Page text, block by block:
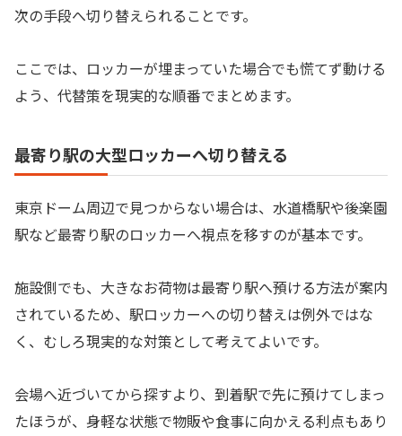
次の手段へ切り替えられることです。
ここでは、ロッカーが埋まっていた場合でも慌てず動ける
よう、代替策を現実的な順番でまとめます。
最寄り駅の大型ロッカーへ切り替える
東京ドーム周辺で見つからない場合は、水道橋駅や後楽園
駅など最寄り駅のロッカーへ視点を移すのが基本です。
施設側でも、大きなお荷物は最寄り駅へ預ける方法が案内
されているため、駅ロッカーへの切り替えは例外ではな
く、むしろ現実的な対策として考えてよいです。
会場へ近づいてから探すより、到着駅で先に預けてしまっ
たほうが、身軽な状態で物販や食事に向かえる利点もあり